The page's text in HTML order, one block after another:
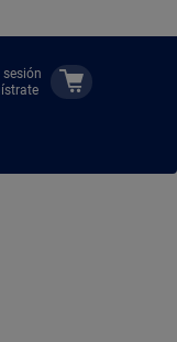
sesión